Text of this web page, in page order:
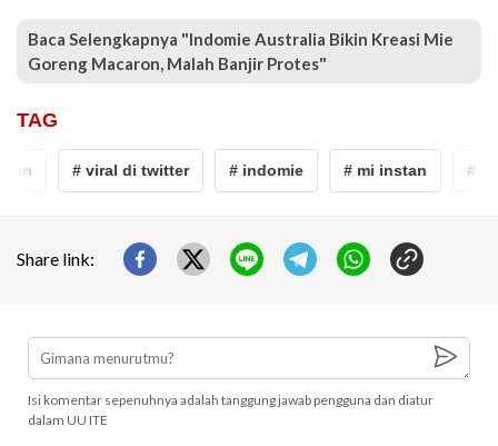
Baca Selengkapnya "Indomie Australia Bikin Kreasi Mie
Goreng Macaron, Malah Banjir Protes"
TAG
# viral di twitter # indomie # mi instan #
Share link:
Isi komentar sepenuhnya adalah tanggung jawab pengguna dan diatur
dalam UU ITE